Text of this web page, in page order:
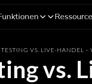
VS. LIVE-HANDEL –
vs.